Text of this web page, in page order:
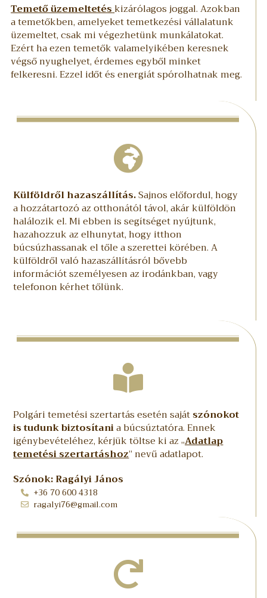
Temető üzemeltetéskizárólagos joggal. Azokban
a temetőkben, amelyeket temetkezési vállalatunk
üzemeltet, csak mi végezhetünk munkálatokat.
Ezért ha ezen temetők valamelyikében keresnek
végső nyughelyet, érdemes egyből minket
felkeresni. Ezzel időt és energiát spórolhatnak meg.
Külföldről hazaszállítás.Sajnos előfordul, hogy
a hozzátartozó az otthonától távol, akár külföldön
halálozik el. Mi ebben is segítséget nyújtunk,
hazahozzuk az elhunytat, hogy itthon
búcsúzhassanak el tőle a szerettei körében. A
külföldről való hazaszállításról bővebb
információt személyesen az irodánkban, vagy
telefonon kérhet tőlünk.
Polgári temetési szertartás esetén sajátszónokot
is tudunk biztosítania búcsúztatóra. Ennek
igénybevételéhez, kérjük töltse ki az „Adatlap
temetési szertartáshoz” nevű adatlapot.
Szónok: Ragályi János
+36 70 600 4318
ragalyi76@gmail.com